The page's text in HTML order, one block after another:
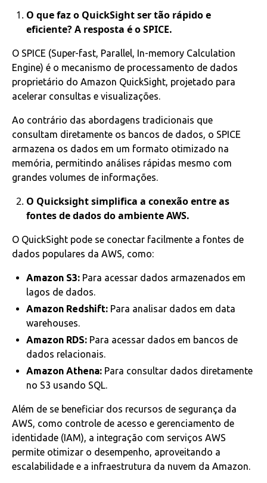
O que faz o QuickSight ser tão rápido e
eficiente? A resposta é o SPICE.
O SPICE (Super-fast, Parallel, In-memory Calculation
Engine) é o mecanismo de processamento de dados
proprietário do Amazon QuickSight, projetado para
acelerar consultas e visualizações.
Ao contrário das abordagens tradicionais que
consultam diretamente os bancos de dados, o SPICE
armazena os dados em um formato otimizado na
memória, permitindo análises rápidas mesmo com
grandes volumes de informações.
O Quicksight simplifica a conexão entre as
fontes de dados do ambiente AWS.
O QuickSight pode se conectar facilmente a fontes de
dados populares da AWS, como:
Amazon S3: Para acessar dados armazenados em
lagos de dados.
Amazon Redshift: Para analisar dados em data
warehouses.
Amazon RDS: Para acessar dados em bancos de
dados relacionais.
Amazon Athena: Para consultar dados diretamente
no S3 usando SQL.
Além de se beneficiar dos recursos de segurança da
AWS, como controle de acesso e gerenciamento de
identidade (IAM), a integração com serviços AWS
permite otimizar o desempenho, aproveitando a
escalabilidade e a infraestrutura da nuvem da Amazon.